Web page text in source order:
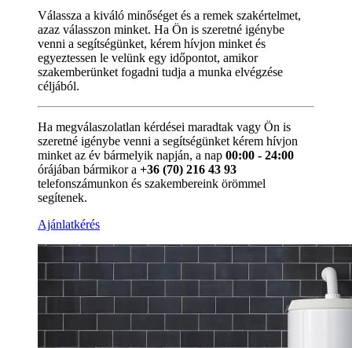
Válassza a kiváló minőséget és a remek szakértelmet,
azaz válasszon minket. Ha Ön is szeretné igénybe
venni a segítségünket, kérem hívjon minket és
egyeztessen le velünk egy időpontot, amikor
szakemberünket fogadni tudja a munka elvégzése
céljából.
Ha megválaszolatlan kérdései maradtak vagy Ön is
szeretné igénybe venni a segítségünket kérem hívjon
minket az év bármelyik napján, a nap 00:00 - 24:00
órájában bármikor a +36 (70) 216 43 93
telefonszámunkon és szakembereink örömmel
segítenek.
Ajánlatkérés